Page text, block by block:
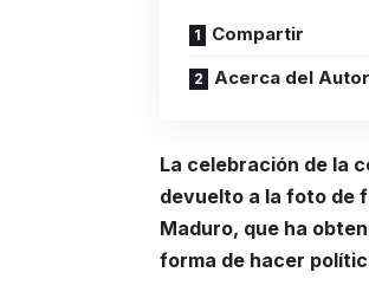
Compartir
Acerca del Autor
La celebración de la
devuelto a la foto de
Maduro, que ha
forma de hacer